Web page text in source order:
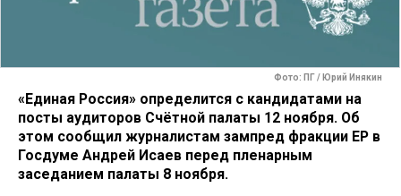
Фото: ПГ / Юрий Инякин
«Единая Россия» определится с кандидатами на
посты аудиторов Счётной палаты 12 ноября. Об
этом сообщил журналистам зампред фракции ЕР в
Госдуме Андрей Исаев перед пленарным
заседанием палаты 8 ноября.